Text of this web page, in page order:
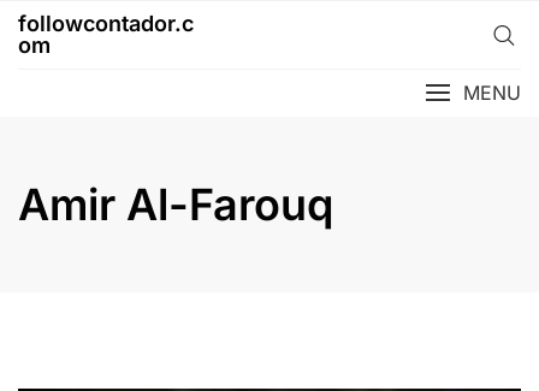
Skipfollowcontador.c
om
MENU
Amir Al-Farouq